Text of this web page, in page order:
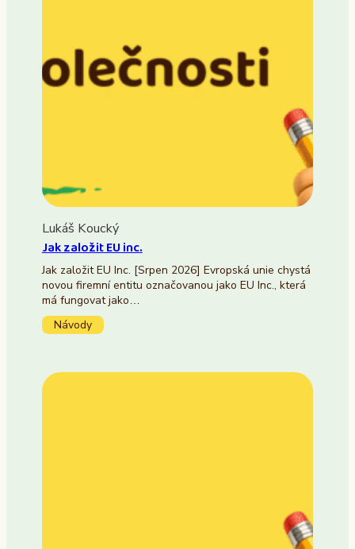
Lukáš Koucký
Jak založit EU inc.
Jak založit EU Inc. [Srpen 2026] Evropská unie chystá
novou firemní entitu označovanou jako EU Inc., která
má fungovat jako…
Návody